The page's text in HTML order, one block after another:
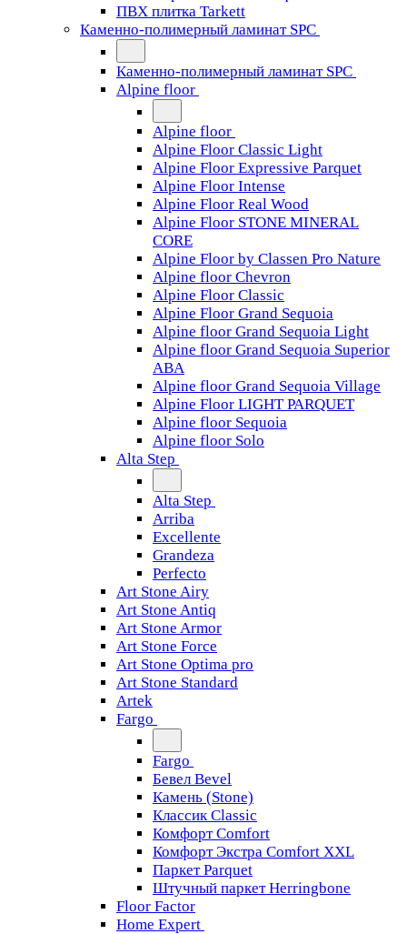
ПВХ плитка Tarkett
Каменно-полимерный ламинат SPC
Каменно-полимерный ламинат SPC
Alpine floor
Alpine floor
Alpine Floor Classic Light
Alpine Floor Expressive Parquet
Alpine Floor Intense
Alpine Floor Real Wood
Alpine Floor STONE MINERAL
CORE
Alpine Floor by Classen Pro Nature
Alpine floor Chevron
Alpine Floor Classic
Alpine Floor Grand Sequoia
Alpine floor Grand Sequoia Light
Alpine floor Grand Sequoia Superior
ABA
Alpine floor Grand Sequoia Village
Alpine Floor LIGHT PARQUET
Alpine floor Sequoia
Alpine floor Solo
Alta Step
Alta Step
Arriba
Excellente
Grandeza
Perfecto
Art Stone Airy
Art Stone Antiq
Art Stone Armor
Art Stone Force
Art Stone Optima pro
Art Stone Standard
Artek
Fargo
Fargo
Бевел Bevel
Камень (Stone)
Классик Classic
Комфорт Comfort
Комфорт Экстра Comfort XXL
Паркет Parquet
Штучный паркет Herringbone
Floor Factor
Home Expert